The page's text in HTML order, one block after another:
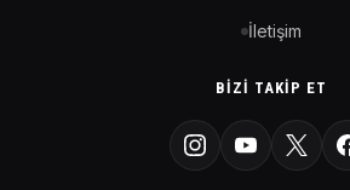
İletişim
BIZI TAKIP ET